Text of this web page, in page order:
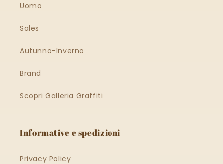
Uomo
Sales
Autunno-Inverno
Brand
Scopri Galleria Graffiti
Informative e spedizioni
Privacy Policy